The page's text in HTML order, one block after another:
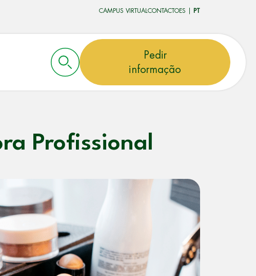
CAMPUS VIRTUAL CONTACTOES PT
Pedir
informação
Profissional